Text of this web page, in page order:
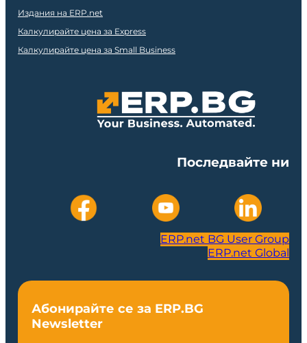
Издания на ERP.net
Калкулирайте цена за Express
Калкулирайте цена за Small Business
Последвайте ни
ERP.net BG User Group
ERP.net Global
Абонирайте се за ERP.BG
Newsletter